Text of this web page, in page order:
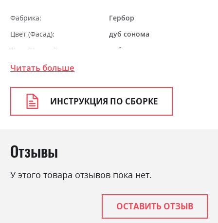
Фабрика:
Гербор
Цвет (Фасад):
дуб сонома
Цвет (Корпус):
дуб сонома
Цвет материала
Материал
ламінована ДСП
Читать больше
ИНСТРУКЦИЯ ПО СБОРКЕ
Отзывы
У этого товара отзывов пока нет.
ОСТАВИТЬ ОТЗЫВ